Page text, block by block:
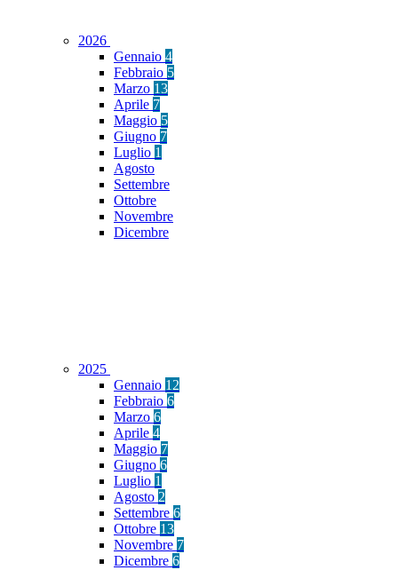
2026
Gennaio 4
Febbraio 5
Marzo 13
Aprile 7
Maggio 5
Giugno 7
Luglio 1
Agosto
Settembre
Ottobre
Novembre
Dicembre
2025
Gennaio 12
Febbraio 6
Marzo 6
Aprile 4
Maggio 7
Giugno 6
Luglio 1
Agosto 2
Settembre 6
Ottobre 13
Novembre 7
Dicembre 6